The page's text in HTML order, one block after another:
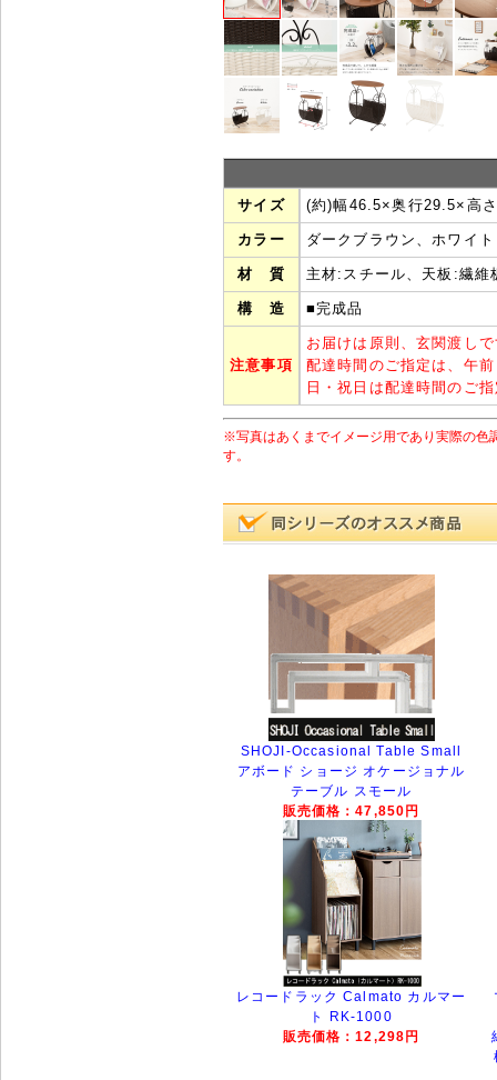
サイズ (約)幅46.5×奥行29.5×高
カラー ダークブラウン、ホワイト
材 質 主材:スチール、天板:繊維
構 造 ■完成品
注意事項
お届けは原則、玄関渡し
配達時間のご指定は、午
日・祝日は配達時間のご
※写真はあくまでイメージ用であり実際の色
す。
SHOJI-Occasional Table Small
アボード ショージ オケージョナル
テーブル スモール
販売価格：47,850円
レコードラック Calmato カルマー
ト RK-1000
販売価格：12,298円